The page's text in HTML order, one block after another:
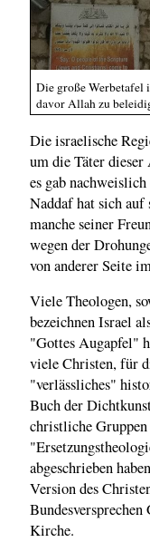
Die große Werbetafel
davor Allah zu
Die israelische
um die Täter
es gab
Naddaf hat sich auf
manche seiner
wegen der
von anderer Seite
Viele Theologen,
bezeichnen Israel
"Gottes Augapfel"
viele Christen, für
"verlässliches"
Buch der
christliche
abgeschrieben
Version des
Kirche.